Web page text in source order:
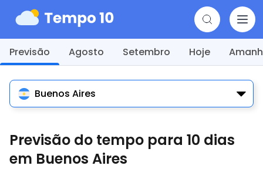
Previsão Agosto Setembro Hoje
Buenos Aires
Previsão do tempo para 10 dias
em Buenos Aires